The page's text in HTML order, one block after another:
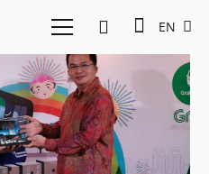
EN